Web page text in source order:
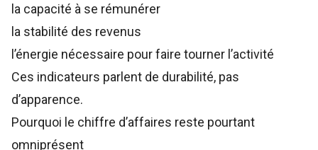
la capacité à se rémunérer
la stabilité des revenus
l’énergie nécessaire pour faire tourner l’activité
Ces indicateurs parlent de durabilité, pas
d’apparence.
Pourquoi le chiffre d’affaires reste pourtant
omniprésent